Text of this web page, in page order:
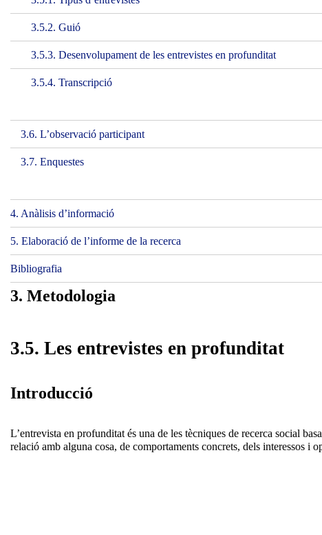
3.5.2. Guió
3.5.3. Desenvolupament de les entrevistes en profunditat
3.5.4. Transcripció
3.6. L’observació participant
3.7. Enquestes
4. Anàlisis d’informació
5. Elaboració de l’informe de la recerca
Bibliografia
3. Metodologia
3.5. Les entrevistes en profunditat
Introducció
L’entrevista en profunditat és una de les tècniques de recerca social
relació amb alguna cosa, de comportaments concrets, dels interessos i